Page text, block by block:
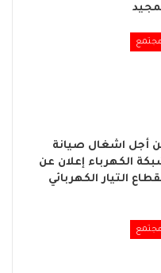
مجتمع
أجل اشغال صيانة
الكهرباء إعلان عن
التيار الكهربائي
مجتمع